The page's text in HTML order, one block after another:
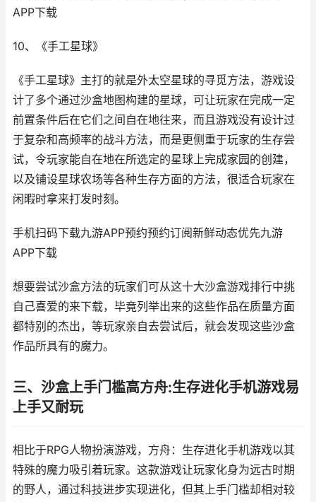
APP下载
10、《手工星球》
《手工星球》主打的就是外太空星球的寻觅方法，游戏设
计了多个通过沙盒地图构建的星球，可让玩家在完成一定
前置条件后在它们之间自在地往来，而且游戏没有设计过
于复杂和高频率的战斗方法，而是更侧重于玩家的生存尝
试，令玩家能自在地在所选定的星球上完成家园的创建，
以及铺设星球农场等各种生存方面的方法，很适合玩家在
闲暇时拿来打发时刻。
手机扫码下载九游APP预约预约订阅新鲜动态优先九游
APP下载
想要尝试沙盒方法的玩家们可从这十大沙盒游戏排行中挑
自己喜爱的来下载，毕竟列举出来的这些作品在质量方面
都特别的杰出，等玩家亲自去尝试后，就会发现这些沙盒
作品所具有的魔力。
三、沙盒上手门槛高方舟:生存进化手机游戏易
上手又耐玩
相比于RPG人物扮演游戏，方舟：生存进化手机游戏以其
特殊的魔力吸引着玩家。这款游戏让玩家化身为远古时期
的野人，通过科技进步实现进化，但其上手门槛却相对较